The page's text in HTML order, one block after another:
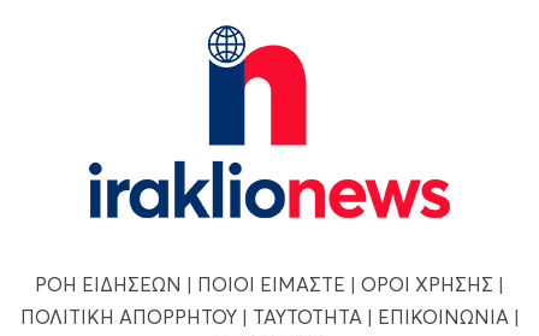
ΡΟΗ ΕΙΔΗΣΕΩΝ | ΠΟΙΟΙ ΕΙΜΑΣΤΕ | ΟΡΟΙ ΧΡΗΣΗΣ |
ΠΟΛΙΤΙΚΗ ΑΠΟΡΡΗΤΟΥ| ΤΑΥΤΟΤΗΤΑ| ΕΠΙΚΟΙΝΩΝΙΑ|